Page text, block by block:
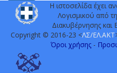
Η ιστοσελίδα έχει
Λογισμικού από
Διακυβέρνησης
Copyright © 2016-23 <ΛΣ/ΕΛ.ΑΚΤ
Όροι χρήσης-